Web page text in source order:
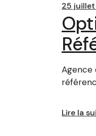
25
Agence
Lire la